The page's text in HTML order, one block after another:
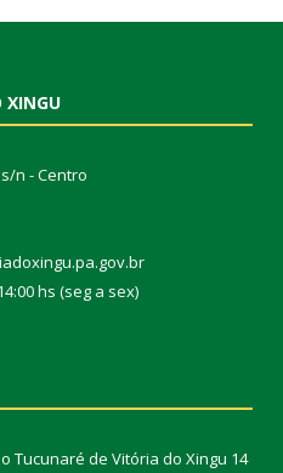
XINGU
n - Centro
hs (seg a sex)
Tucunaré de Vitória do Xingu 14